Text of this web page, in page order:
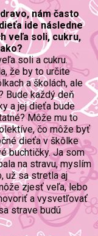
nám často
ide následne
veľa soli, cukru,
soli a cukru.
že by to určite
a školách, ale
Bude každý deň
a jej dieťa bude
Môže mu to
čo môže byť
dieťa v škôlke
buchtičky. Ja som
na stravu, myslím
už sa stretla aj
zjesť veľa, lebo
a vysvetľovať
strave budú